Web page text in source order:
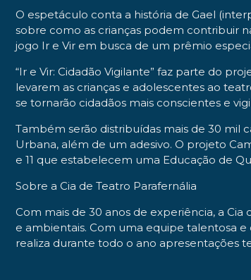
O espetáculo conta a história de Gael
sobre como as crianças podem contribuir
jogo Ir e Vir em busca de um prêmio
“Ir e Vir: Cidadão Vigilante” faz parte do
levarem as crianças e adolescentes ao
se tornarão cidadãos mais conscientes e
Também serão distribuídas mais de 30 mil
Urbana, além de um adesivo. O projeto
e 11 que estabelecem uma Educação de
Sobre a Cia de Teatro Parafernália
Com mais de 30 anos de experiência, a
e ambientais. Com uma equipe talentosa
realiza durante todo o ano apresentações